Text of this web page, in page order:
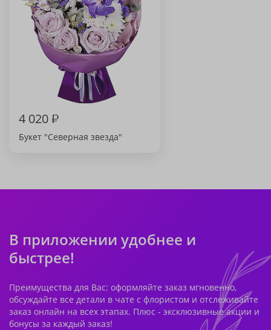
4 020₽
Букет "Северная звезда"
В приложении удобнее и
быстрее!
Преимущества для Вас: оформляйте заказ мгновенно,
обсуждайте все детали в чате с флористом и отслеживайте
заказ онлайн на всех этапах. Плюс - эксклюзивные акции и
бонусы за каждый заказ!